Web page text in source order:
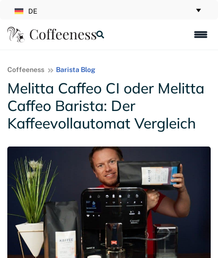
DE
Coffeeness Barista Blog
Melitta Caffeo CI oder Melitta
Caffeo Barista: Der
Kaffeevollautomat Vergleich